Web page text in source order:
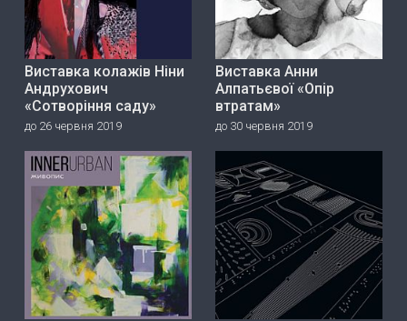
Виставка колажів Ніни
Андрухович
«Сотворіння саду»
до 26 червня 2019
Виставка Анни
Алпатьєвої «Опір
втратам»
до 30 червня 2019